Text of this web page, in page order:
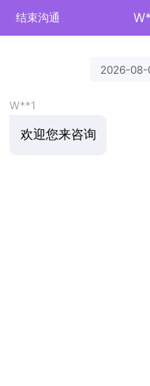
结束沟通
2026-08-
W**1
欢迎您来咨询